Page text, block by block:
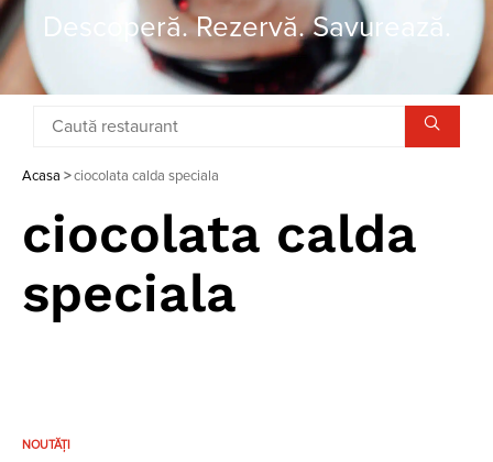
Descoperă. Rezervă. Savurează.
Acasa >ciocolata calda speciala
ciocolata calda
speciala
NOUTĂȚI